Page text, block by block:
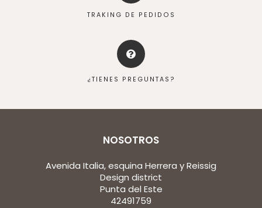
TRAKING DE PEDIDOS
¿TIENES PREGUNTAS?
NOSOTROS
Avenida Italia, esquina Herrera y Reissig
Design district
Punta del Este
42491759